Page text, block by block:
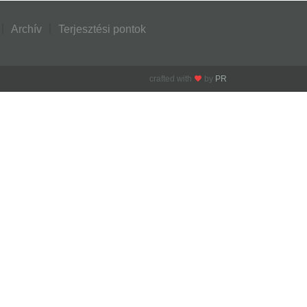
Archív Terjesztési pontok
crafted with by PR